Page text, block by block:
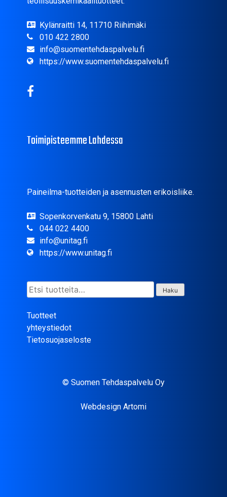
Kylänraitti 14, 11710 Riihimäki
010 422 2800
info@suomentehdaspalvelu.fi
https://www.suomentehdaspalvelu.fi
Toimipisteemme Lahdessa
Paineilma-tuotteiden ja asennusten erikoisliike.
Sopenkorvenkatu 9, 15800 Lahti
044 022 4400
info@unitag.fi
https://www.unitag.fi
Etsi: Haku
Tuotteet
yhteystiedot
Tietosuojaseloste
© Suomen Tehdaspalvelu Oy
Webdesign Artomi